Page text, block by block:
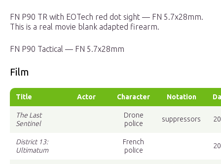
FN P90 TR with EOTech red dot sight — FN 5.7x28mm.
This is a real movie blank adapted firearm.
FN P90 Tactical — FN 5.7x28mm
Film
Title Actor Character Notation
The Last
Sentinel
Drone
police
suppressors
District 13:
Ultimatum
French
police